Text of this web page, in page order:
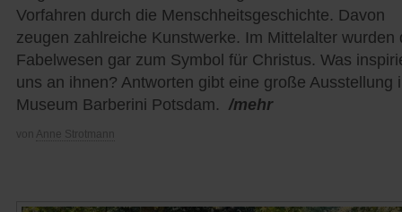
Vorfahren durch die Menschheitsgeschichte. Davon
zeugen zahlreiche Kunstwerke. Im Mittelalter wurden
Fabelwesen gar zum Symbol für Christus. Was
uns an ihnen? Antworten gibt eine große Ausstellung
Museum Barberini Potsdam. /mehr
von Anne Strotmann